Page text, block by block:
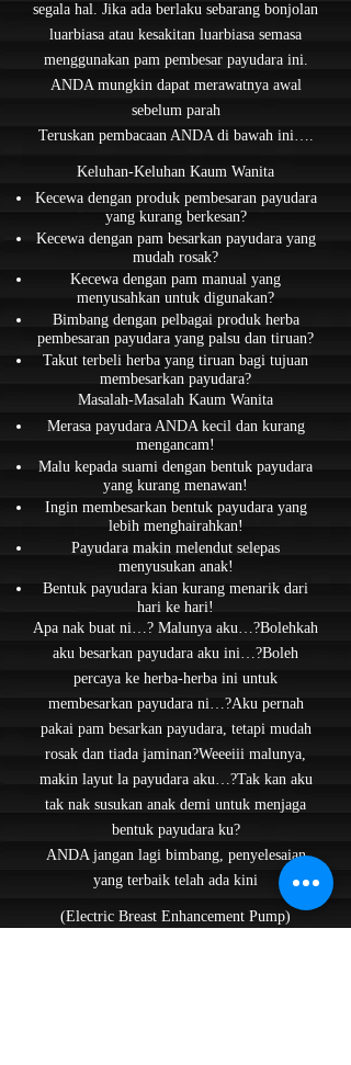
segala hal. Jika ada berlaku sebarang bonjolan
luarbiasa atau kesakitan luarbiasa semasa
menggunakan pam pembesar payudara ini.
ANDA mungkin dapat merawatnya awal
sebelum parah
Teruskan pembacaan ANDA di bawah ini….
Keluhan-Keluhan Kaum Wanita
Kecewa dengan produk pembesaran payudara
yang kurang berkesan?
Kecewa dengan pam besarkan payudara yang
mudah rosak?
Kecewa dengan pam manual yang
menyusahkan untuk digunakan?
Bimbang dengan pelbagai produk herba
pembesaran payudara yang palsu dan tiruan?
Takut terbeli herba yang tiruan bagi tujuan
membesarkan payudara?
Masalah-Masalah Kaum Wanita
Merasa payudara ANDA kecil dan kurang
mengancam!
Malu kepada suami dengan bentuk payudara
yang kurang menawan!
Ingin membesarkan bentuk payudara yang
lebih menghairahkan!
Payudara makin melendut selepas
menyusukan anak!
Bentuk payudara kian kurang menarik dari
hari ke hari!
Apa nak buat ni…? Malunya aku…?Bolehkah
aku besarkan payudara aku ini…?Boleh
percaya ke herba-herba ini untuk
membesarkan payudara ni…?Aku pernah
pakai pam besarkan payudara, tetapi mudah
rosak dan tiada jaminan?Weeeiii malunya,
makin layut la payudara aku…?Tak kan aku
tak nak susukan anak demi untuk menjaga
bentuk payudara ku?
ANDA jangan lagi bimbang, penyelesaian
yang terbaik telah ada kini
(Electric Breast Enhancement Pump)